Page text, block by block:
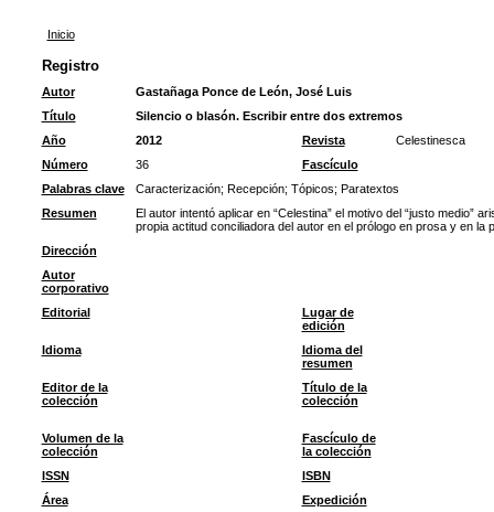
Inicio
Registro
Autor
Gastañaga Ponce de León, José Luis
Título
Silencio o blasón. Escribir entre dos extremos
Año
2012 Revista
Celestinesca
Número
36
Fascículo
Palabras clave
Caracterización; Recepción; Tópicos; Paratextos
Resumen
El autor intentó aplicar en “Celestina” el motivo del “justo medio”
propia actitud conciliadora del autor en el prólogo en prosa y en la
Dirección
Autor
corporativo
Editorial
Lugar de
edición
Idioma
Idioma del
resumen
Editor de la
colección
Título de la
colección
Volumen de la
colección
Fascículo de
la colección
ISSN
ISBN
Área
Expedición